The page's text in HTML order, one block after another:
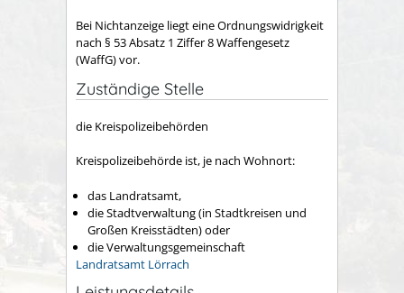
Bei Nichtanzeige liegt eine Ordnungswidrigkeit
nach § 53 Absatz 1 Ziffer 8 Waffengesetz
(WaffG) vor.
Zuständige Stelle
die Kreispolizeibehörden
Kreispolizeibehörde ist, je nach Wohnort:
das Landratsamt,
die Stadtverwaltung (in Stadtkreisen und
Großen Kreisstädten) oder
die Verwaltungsgemeinschaft
Landratsamt Lörrach